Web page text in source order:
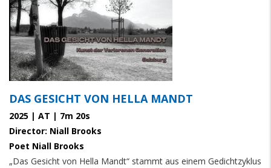
DAS GESICHT VON HELLA MANDT
2025 | AT | 7m 20s
Director: Niall Brooks
Poet Niall Brooks
„Das Gesicht von Hella Mandt“ stammt aus einem Gedichtzyklus